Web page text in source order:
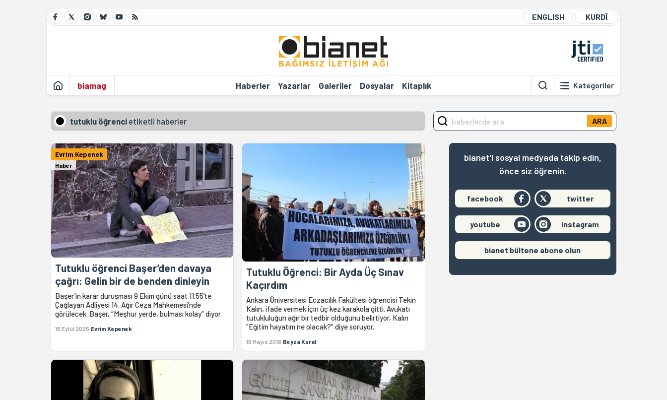
ENGLISH KURDÎ
biamag Haberler Yazarlar Galeriler Dosyalar Kitaplık Kategoriler
tutuklu öğrenci etiketli haberler
Evrim Kepenek
Haber
Tutuklu öğrenci Başer’den davaya
çağrı: Gelin bir de benden dinleyin
Başer’in karar duruşması 9 Ekim günü saat 11.55’te
Çağlayan Adliyesi 14. Ağır Ceza Mahkemesi’nde
görülecek. Başer, “Meşhur yerde, bulması kolay” diyor.
16 Eylül 2025 Evrim Kepenek
Tutuklu Öğrenci: Bir Ayda Üç Sınav
Kaçırdım
Ankara Üniversitesi Eczacılık Fakültesi öğrencisi Tekin
Kalın, ifade vermek için üç kez karakola gitti. Avukatı
tutukluluğun ağır bir tedbir olduğunu belirtiyor, Kalın
"Eğitim hayatım ne olacak?" diye soruyor.
16 Mayıs 2016 Beyza Kural
ARA
bianet'i sosyal medyada takip edin,
önce siz öğrenin.
facebook twitter
youtube instagram
bianet bültene abone olun